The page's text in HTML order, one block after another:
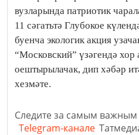
вузларында патриотик
11 сәгатьтә Глубокое
буенча экологик акция
“Московский” үзәгендә хор
оештырылачак, дип хәбәр
хезмәте.
Следите за самым
Telegram-канале